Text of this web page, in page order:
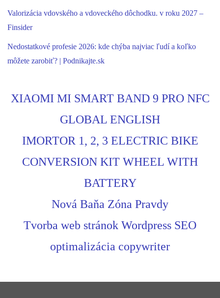
Valorizácia vdovského a vdoveckého dôchodku. v roku 2027 –
Finsider
Nedostatkové profesie 2026: kde chýba najviac ľudí a koľko
môžete zarobiť? | Podnikajte.sk
XIAOMI MI SMART BAND 9 PRO NFC
GLOBAL ENGLISH
IMORTOR 1, 2, 3 ELECTRIC BIKE
CONVERSION KIT WHEEL WITH
BATTERY
Nová Baňa Zóna Pravdy
Tvorba web stránok Wordpress SEO
optimalizácia copywriter